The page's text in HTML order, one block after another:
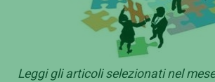
Leggi gli articoli selezionati nel